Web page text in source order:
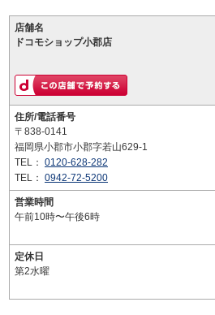
店舗名
ドコモショップ小郡店
住所/電話番号
〒838-0141
福岡県小郡市小郡字若山629-1
TEL： 0120-628-282
TEL： 0942-72-5200
営業時間
午前10時〜午後6時
定休日
第2水曜